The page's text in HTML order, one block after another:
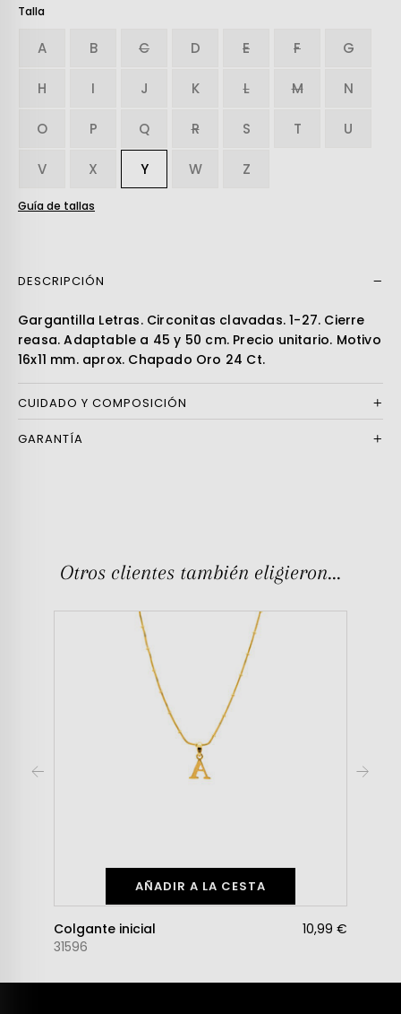
Talla
A B C D E F G
H I J K L M N
O P Q R S T U
V X Y W Z
Guía de tallas
DESCRIPCIÓN
Gargantilla Letras. Circonitas clavadas. 1-27. Cierre
reasa. Adaptable a 45 y 50 cm. Precio unitario. Motivo
16x11 mm. aprox. Chapado Oro 24 Ct.
CUIDADO Y COMPOSICIÓN
GARANTÍA
Otros clientes también eligieron...
AÑADIR A LA CESTA
Colgante inicial
31596
10,99 €